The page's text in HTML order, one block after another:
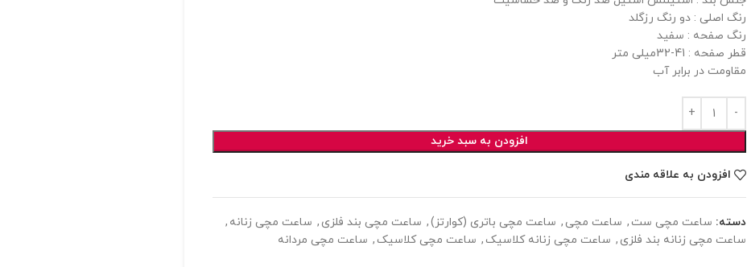
رنگ اصلی : دو رنگ رزگلد
رنگ صفحه : سفید
قطر صفحه : 41-32میلی متر
مقاومت در برابر آب
افزودن به سبد خرید
افزودن به علاقه مندی
دسته: ساعت مچی ست , ساعت مچی , ساعت مچی باتری (کوارتز), ساعت مچی بند فلزی , ساعت مچی زنانه ,
ساعت مچی زنانه بند فلزی , ساعت مچی زنانه کلاسیک , ساعت مچی کلاسیک , ساعت مچی مردانه